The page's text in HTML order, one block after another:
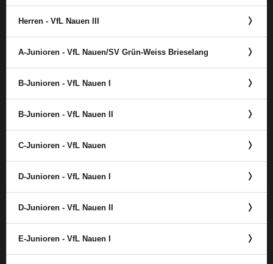
Herren - VfL Nauen III
A-Junioren - VfL Nauen/​SV Grün-Weiss Brieselang
B-Junioren - VfL Nauen I
B-Junioren - VfL Nauen II
C-Junioren - VfL Nauen
D-Junioren - VfL Nauen I
D-Junioren - VfL Nauen II
E-Junioren - VfL Nauen I